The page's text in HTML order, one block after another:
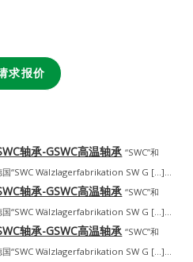
求报价
轴承-GSWC高温轴承 “SWC”和
国“SWC Wälzlagerfabrikation SW G […]...
轴承-GSWC高温轴承 “SWC”和
国“SWC Wälzlagerfabrikation SW G […]...
轴承-GSWC高温轴承 “SWC”和
国“SWC Wälzlagerfabrikation SW G […]...